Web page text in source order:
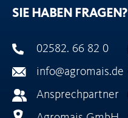
SIE HABEN FRAGEN?
02582. 66 82 0
info@agromais.de
Ansprechpartner